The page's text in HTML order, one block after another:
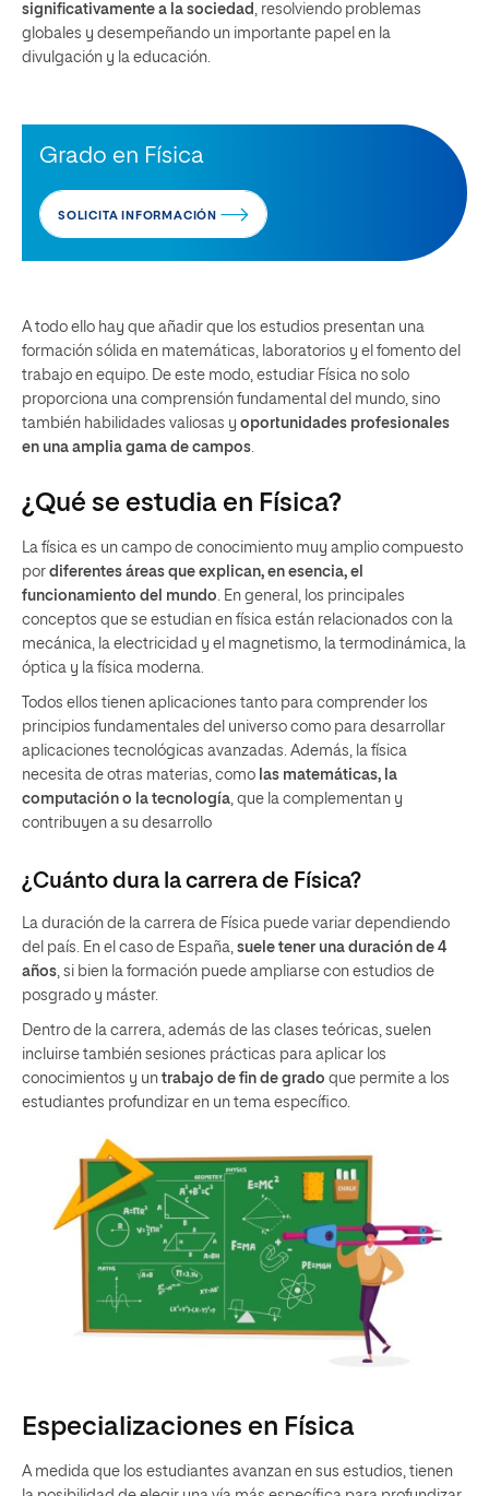
significativamente a la sociedad
, resolviendo problemas
globales y desempeñando un importante papel en la
divulgación y la educación.
Grado en Física
SOLICITA INFORMACIÓN
A todo ello hay que añadir que los estudios presentan una
formación sólida en matemáticas, laboratorios y el fomento del
trabajo en equipo. De este modo, estudiar Física no solo
proporciona una comprensión fundamental del mundo, sino
también habilidades valiosas y oportunidades profesionales
en una amplia gama de campos
¿Qué se estudia en Física?
La física es un campo de conocimiento muy amplio compuesto
por diferentes áreas que explican, en esencia, el
funcionamiento del mundo . En general, los principales
conceptos que se estudian en física están relacionados con la
mecánica, la electricidad y el magnetismo, la termodinámica, la
óptica y la física moderna.
Todos ellos tienen aplicaciones tanto para comprender los
principios fundamentales del universo como para desarrollar
aplicaciones tecnológicas avanzadas. Además, la física
necesita de otras materias, como las matemáticas, la
computación o la tecnología , que la complementan y
contribuyen a su desarrollo
¿Cuánto dura la carrera de Física?
La duración de la carrera de Física puede variar dependiendo
del país. En el caso de España, suele tener una duración de 4
años , si bien la formación puede ampliarse con estudios de
posgrado y máster.
Dentro de la carrera, además de las clases teóricas, suelen
incluirse también sesiones prácticas para aplicar los
conocimientos y un trabajo de fin de grado que permite a los
estudiantes profundizar en un tema específico.
Especializaciones en Física
A medida que los estudiantes avanzan en sus estudios, tienen